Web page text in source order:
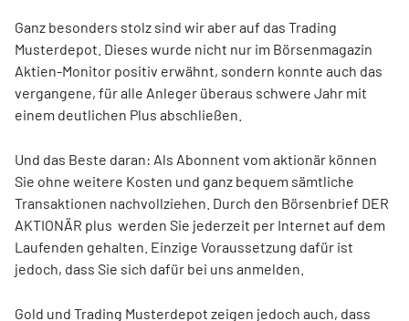
Ganz besonders stolz sind wir aber auf das Trading
Musterdepot. Dieses wurde nicht nur im Börsenmagazin
Aktien-Monitor positiv erwähnt, sondern konnte auch das
vergangene, für alle Anleger überaus schwere Jahr mit
einem deutlichen Plus abschließen.
Und das Beste daran: Als Abonnent vom aktionär können
Sie ohne weitere Kosten und ganz bequem sämtliche
Transaktionen nachvollziehen. Durch den Börsenbrief DER
AKTIONÄR plus werden Sie jederzeit per Internet auf dem
Laufenden gehalten. Einzige Voraussetzung dafür ist
jedoch, dass Sie sich dafür bei uns anmelden.
Gold und Trading Musterdepot zeigen jedoch auch, dass